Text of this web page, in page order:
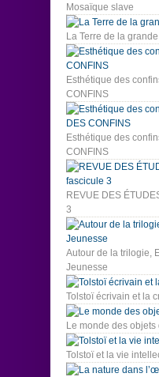
Mosaïque slave
La Terre de la
Esthétique des
CONFINS
Esthétique des
CONFINS
REVUE DES
3
Autour de la trilogie,
Jeunesse
Tolstoï écrivain et la
Le monde des
Tolstoï et la vie